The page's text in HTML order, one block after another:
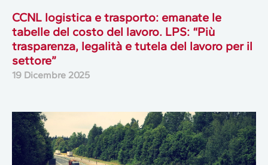
CCNL logistica e trasporto: emanate le
tabelle del costo del lavoro. LPS: “Più
trasparenza, legalità e tutela del lavoro per il
settore”
19 Dicembre 2025